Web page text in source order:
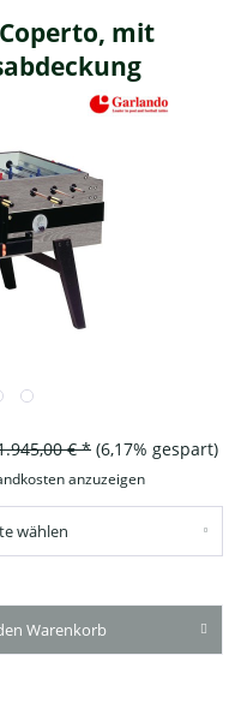
mit
€ * (6,17% gespart)
anzuzeigen
Warenkorb